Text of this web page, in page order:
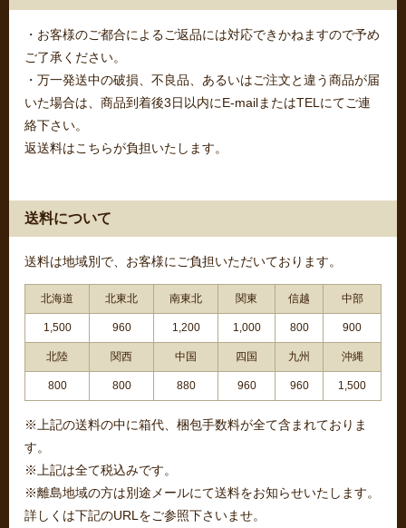
・お客様のご都合によるご返品には対応できかねますので予め
ご了承ください。
・万一発送中の破損、不良品、あるいはご注文と違う商品が届
いた場合は、商品到着後3日以内にE-mailまたはTELにてご連
絡下さい。
返送料はこちらが負担いたします。
送料について
送料は地域別で、お客様にご負担いただいております。
北海道 北東北 南東北 関東 信越 中部
1,500 960 1,200 1,000 800 900
北陸 関西 中国 四国 九州 沖縄
800 800 880 960 960 1,500
※上記の送料の中に箱代、梱包手数料が全て含まれておりま
す。
※上記は全て税込みです。
※離島地域の方は別途メールにて送料をお知らせいたします。
詳しくは下記のURLをご参照下さいませ。